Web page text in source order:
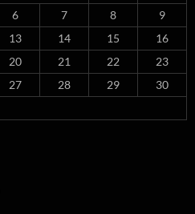
6 7 8
9
13 14 15
16
20 21 22
23
27 28 29
30